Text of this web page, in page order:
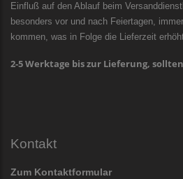
Einfluß auf den Ablauf beim
besonders vor und nach Feiertagen,
kommen, was in Folge die Lieferzeit
2-5 Werktage bis zur Lieferung,
Kontakt
Zum Kontaktformular